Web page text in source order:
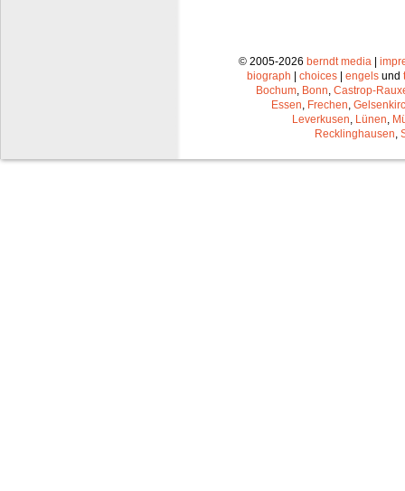
© 2005-2026 berndt media |
biograph | choices | engels und
Bochum Bonn Castrop-
Essen Frechen
Leverkusen Lünen
Recklinghausen